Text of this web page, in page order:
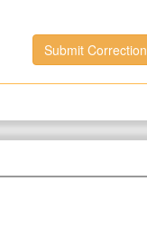
Submit Correction